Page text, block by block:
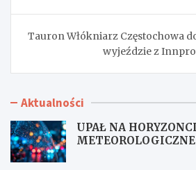
Tauron Włókniarz Częstochowa
wyjeździe z
Aktualności
UPAŁ NA
METEOROLOGICZNE